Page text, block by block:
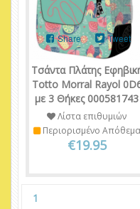
Τσάντα Πλάτης
Totto Morral Rayol
με 3 Θήκες 000581743
Share Tweet
Λίστα επιθυμιών
Περιορισμένο Απόθεμα
€19.95
1